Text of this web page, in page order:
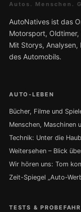
Autos. Menschen.
AutoNatives ist das
Motorsport,
Mit Storys,
des Automobils.
AUTO-LEBEN
Bücher, Filme und
Menschen, Maschinen
Technik: Unter die
Weitersehen – Blick
Wir hören uns: Tom
Zeit-Spiegel „Auto-
TESTS &